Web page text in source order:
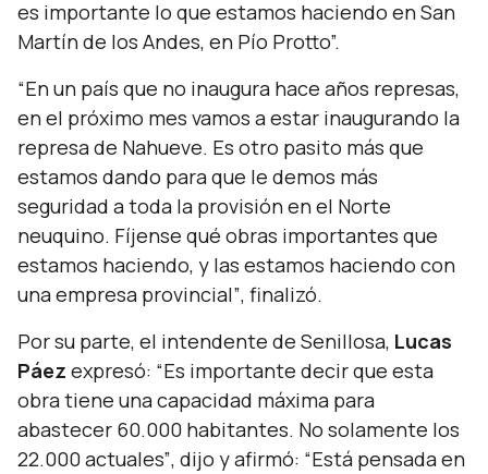
es importante lo que estamos haciendo en San
Martín de los Andes, en Pío Protto”.
“En un país que no inaugura hace años represas,
en el próximo mes vamos a estar inaugurando la
represa de Nahueve. Es otro pasito más que
estamos dando para que le demos más
seguridad a toda la provisión en el Norte
neuquino. Fíjense qué obras importantes que
estamos haciendo, y las estamos haciendo con
una empresa provincial”, finalizó.
Por su parte, el intendente de Senillosa, Lucas
Páez expresó: “Es importante decir que esta
obra tiene una capacidad máxima para
abastecer 60.000 habitantes. No solamente los
22.000 actuales”, dijo y afirmó: “Está pensada en